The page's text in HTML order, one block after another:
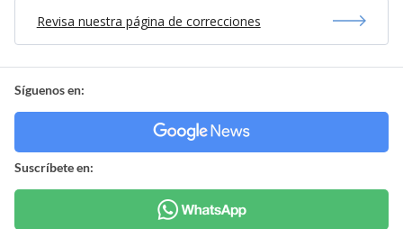
Revisa nuestra página de correcciones
Síguenos en:
Suscríbete en: